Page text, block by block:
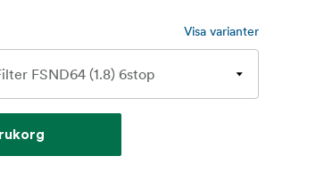
Visa varianter